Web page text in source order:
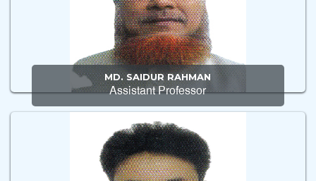
MD. SAIDUR RAHMAN
Assistant Professor